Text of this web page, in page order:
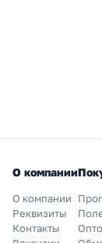
О компании
О компании
Реквизиты
Контакты